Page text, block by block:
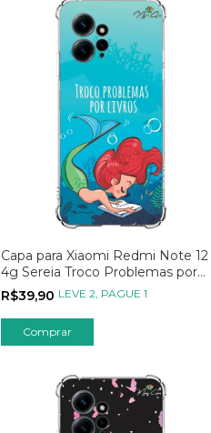
Capa para Xiaomi Redmi Note 12
4g Sereia Troco Problemas por
Livros
R$39,90 LEVE 2, PAGUE 1
Comprar